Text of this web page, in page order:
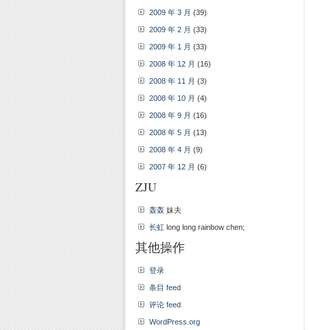
2009 年 3 月 (39)
2009 年 2 月 (33)
2009 年 1 月 (33)
2008 年 12 月 (16)
2008 年 11 月 (3)
2008 年 10 月 (4)
2008 年 9 月 (16)
2008 年 5 月 (13)
2008 年 4 月 (9)
2007 年 12 月 (6)
ZJU
轰轰 妹夫
长虹 long long rainbow chen;
其他操作
登录
条目 feed
评论 feed
WordPress.org